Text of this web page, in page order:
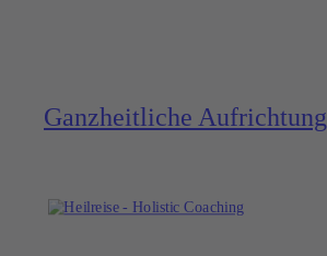
Ganzheitliche Aufrich­tung